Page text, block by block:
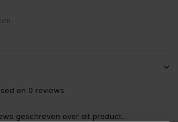
on 0 reviews
geschreven over dit product..